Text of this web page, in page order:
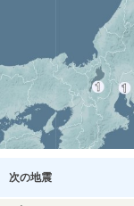
次の地震